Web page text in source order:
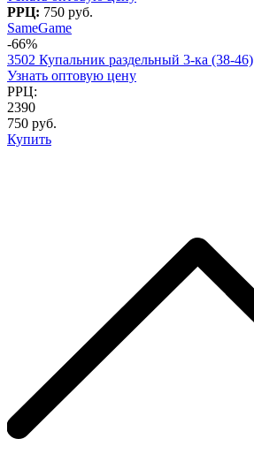
РРЦ: 750 руб.
SameGame
-66%
3502 Купальник раздельный 3-ка (38-46)
Узнать оптовую цену
РРЦ:
2390
750 руб.
Купить